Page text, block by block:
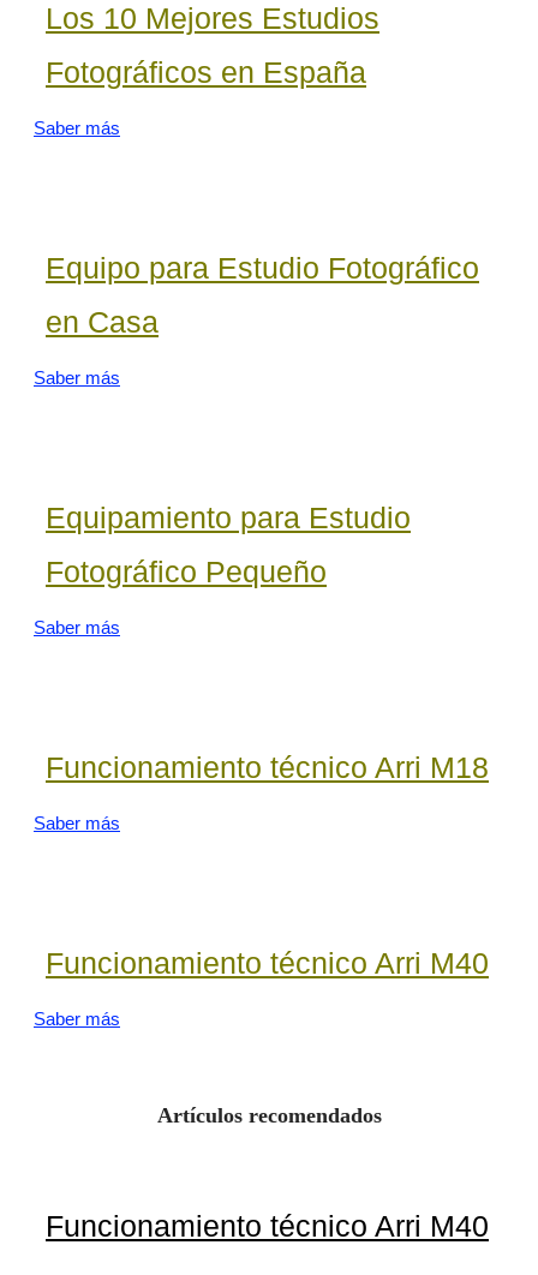
Los 10 Mejores Estudios
Fotográficos en España
Saber más
Equipo para Estudio Fotográfico
en Casa
Saber más
Equipamiento para Estudio
Fotográfico Pequeño
Saber más
Funcionamiento técnico Arri M18
Saber más
Funcionamiento técnico Arri M40
Saber más
Artículos recomendados
Funcionamiento técnico Arri M40